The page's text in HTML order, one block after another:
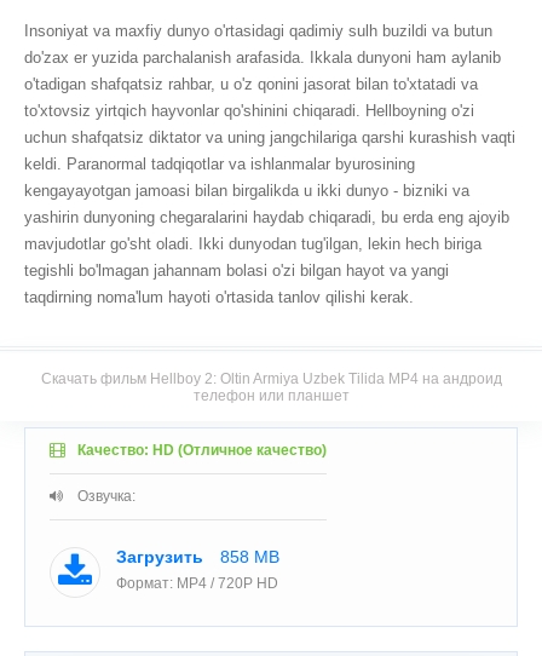
Insoniyat va maxfiy dunyo o'rtasidagi qadimiy sulh buzildi va butun
do'zax er yuzida parchalanish arafasida. Ikkala dunyoni ham aylanib
o'tadigan shafqatsiz rahbar, u o'z qonini jasorat bilan to'xtatadi va
to'xtovsiz yirtqich hayvonlar qo'shinini chiqaradi. Hellboyning o'zi
uchun shafqatsiz diktator va uning jangchilariga qarshi kurashish vaqti
keldi. Paranormal tadqiqotlar va ishlanmalar byurosining
kengayayotgan jamoasi bilan birgalikda u ikki dunyo - bizniki va
yashirin dunyoning chegaralarini haydab chiqaradi, bu erda eng ajoyib
mavjudotlar go'sht oladi. Ikki dunyodan tug'ilgan, lekin hech biriga
tegishli bo'lmagan jahannam bolasi o'zi bilgan hayot va yangi
taqdirning noma'lum hayoti o'rtasida tanlov qilishi kerak.
Скачать фильм Hellboy 2: Oltin Armiya Uzbek Tilida MP4 на андроид
телефон или планшет
Качество: HD (Отличное качество)
Озвучка:
Загрузить 858 MB
Формат: MP4 / 720P HD